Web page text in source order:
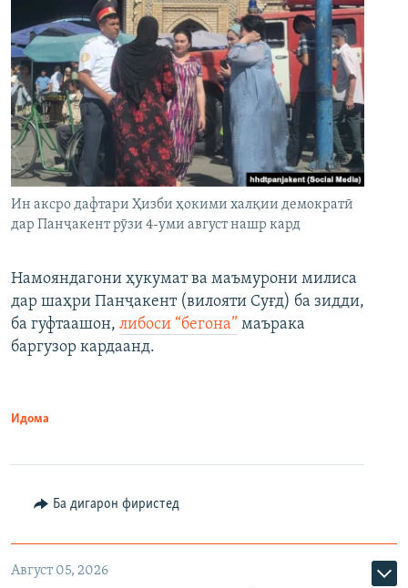
Ин аксро дафтари Ҳизби ҳокими халқии демократӣ
дар Панҷакент рӯзи 4-уми август нашр кард
Намояндагони ҳукумат ва маъмурони милиса
дар шаҳри Панҷакент (вилояти Суғд) ба зидди,
ба гуфтаашон, либоси “бегона” маърака
баргузор кардаанд.
Идома
Ба дигарон фиристед
Август 05, 2026